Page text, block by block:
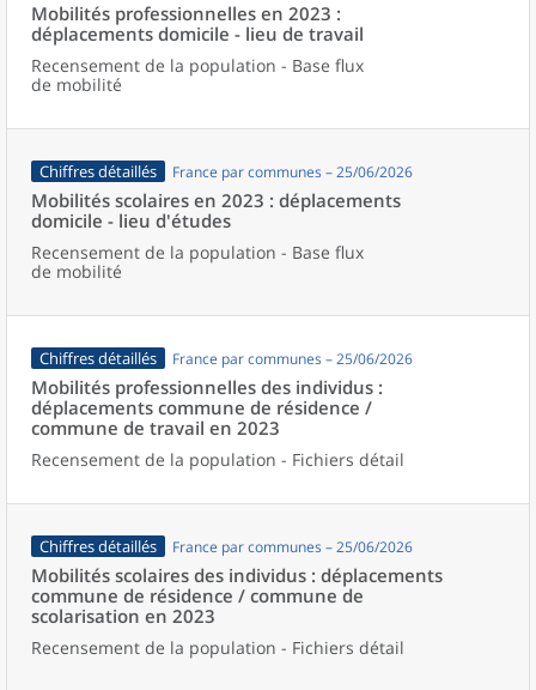
Mobilités professionnelles en 2023 :
déplacements domicile - lieu de travail
Recensement de la population - Base flux
de mobilité
Chiffres détaillés France par communes – 25/06/2026
Mobilités scolaires en 2023 : déplacements
domicile - lieu d'études
Recensement de la population - Base flux
de mobilité
Chiffres détaillés France par communes – 25/06/2026
Mobilités professionnelles des individus :
déplacements commune de résidence /
commune de travail en 2023
Recensement de la population - Fichiers détail
Chiffres détaillés France par communes – 25/06/2026
Mobilités scolaires des individus : déplacements
commune de résidence / commune de
scolarisation en 2023
Recensement de la population - Fichiers détail